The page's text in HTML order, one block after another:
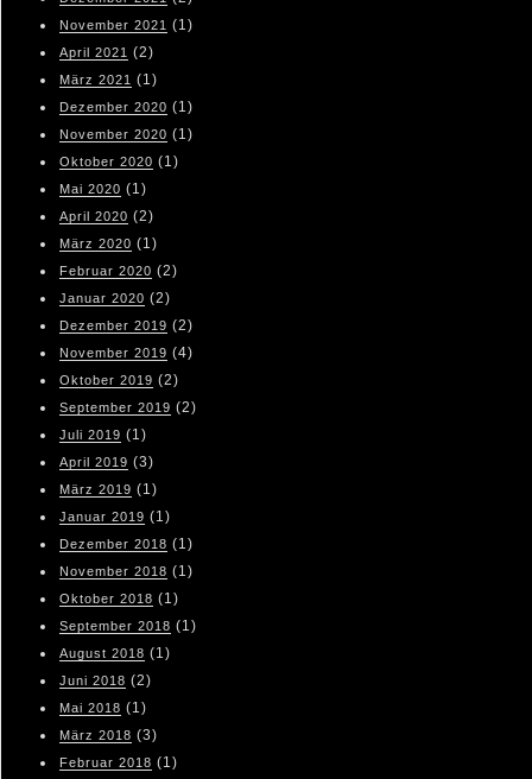
November 2021 (1)
April 2021 (2)
März 2021 (1)
Dezember 2020 (1)
November 2020 (1)
Oktober 2020 (1)
Mai 2020 (1)
April 2020 (2)
März 2020 (1)
Februar 2020 (2)
Januar 2020 (2)
Dezember 2019 (2)
November 2019 (4)
Oktober 2019 (2)
September 2019 (2)
Juli 2019 (1)
April 2019 (3)
März 2019 (1)
Januar 2019 (1)
Dezember 2018 (1)
November 2018 (1)
Oktober 2018 (1)
September 2018 (1)
August 2018 (1)
Juni 2018 (2)
Mai 2018 (1)
März 2018 (3)
Februar 2018 (1)